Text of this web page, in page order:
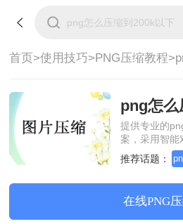
首页>使用技巧>PNG压缩教程>
png怎么
提供专业的
案，采用智能
1:1高保真还
量处理，全链
无需安装，高
推荐话题：
在线PNG